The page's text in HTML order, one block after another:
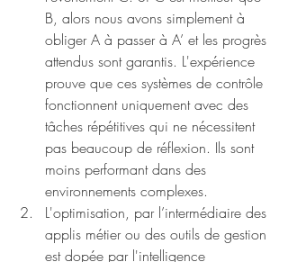
B, alors nous avons simplement à
obliger A à passer à A’ et les progrès
attendus sont garantis. L'expérience
prouve que ces systèmes de contrôle
fonctionnent uniquement avec des
tâches répétitives qui ne nécessitent
pas beaucoup de réflexion. Ils sont
moins performant dans des
environnements complexes.
L'optimisation, par l’intermédiaire des
applis métier ou des outils de gestion
est dopée par l'intelligence